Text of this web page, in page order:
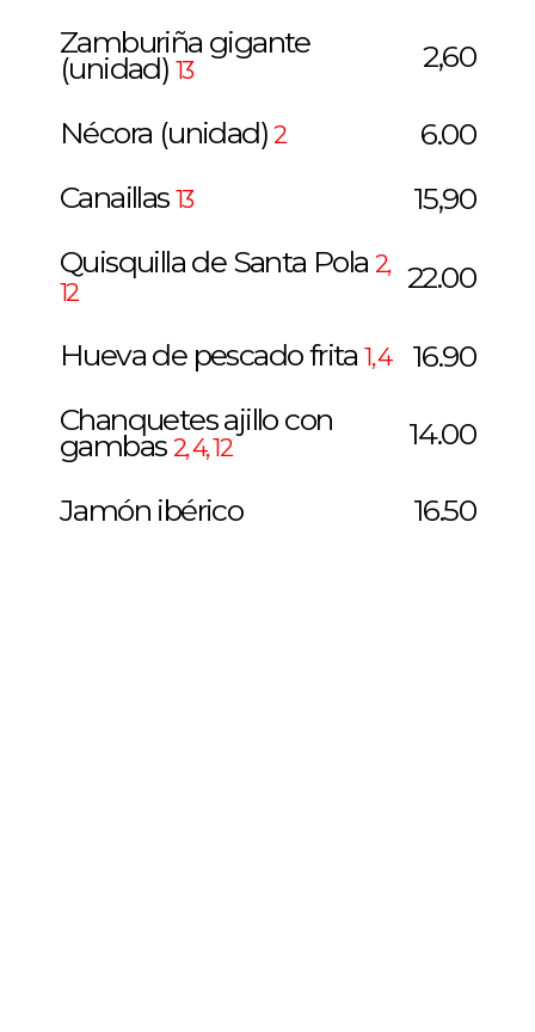
Zamburiña gigante
(unidad) 13 2,60
Nécora (unidad) 2
6.00
Canaillas 13
15,90
Quisquilla de Santa Pola 2,
12
22.00
Hueva de pescado frita1, 4
16.90
Chanquetes ajillo con
gambas 2, 4, 12 14.00
Jamón ibérico 16.50